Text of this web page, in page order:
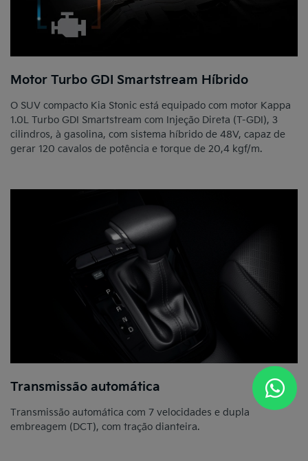
Motor Turbo GDI Smartstream Híbrido
O SUV compacto Kia Stonic está equipado com motor Kappa
1.0L Turbo GDI Smartstream com Injeção Direta (T-GDI), 3
cilindros, à gasolina, com sistema híbrido de 48V, capaz de
gerar 120 cavalos de potência e torque de 20,4 kgf/m.
Transmissão automática
Transmissão automática com 7 velocidades e dupla
embreagem (DCT), com tração dianteira.